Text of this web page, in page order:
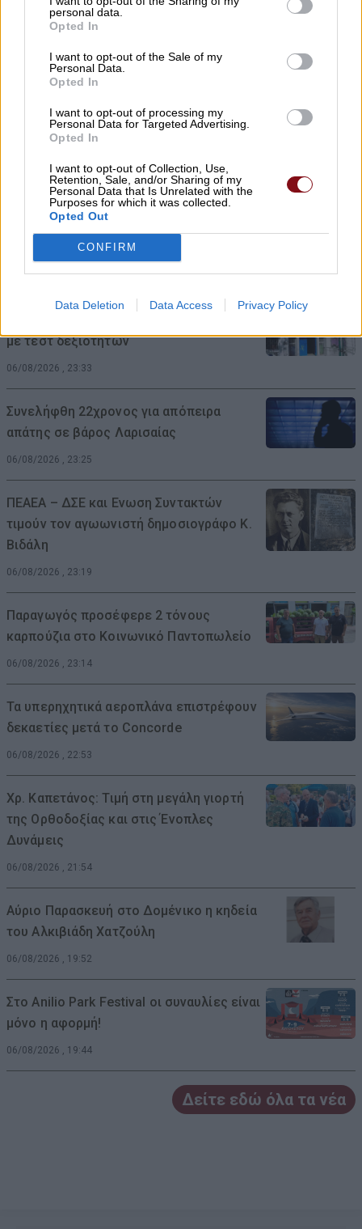
personal data.
Opted In
I want to opt-out of the Sale of my
Personal Data.
Opted In
I want to opt-out of processing my
Personal Data for Targeted Advertising.
Opted In
I want to opt-out of Collection, Use,
Retention, Sale, and/or Sharing of my
Personal Data that Is Unrelated with the
Purposes for which it was collected.
Opted Out
CONFIRM
Data Deletion Data Access Privacy Policy
Υπό ίδρυση η Αστική Μη
Κερδοσκοπική Εταιρεία
«ΚΟΙΝΩΦΕΛΕΣ ΕΡΓΟ ΔΗΜΗΤΡΙΟΥ
ΑΠΟΣΤΟΛΟΥ ΔΟΚΟΥ»
06/08/2026 , 23:47
με τέστ δεξιοτήτων
06/08/2026 , 23:33
Συνελήφθη 22χρονος για απόπειρα
απάτης σε βάρος Λαρισαίας
06/08/2026 , 23:25
ΠΕΑΕΑ – ΔΣΕ και Ενωση Συντακτών
τιμούν τον αγωωνιστή δημοσιογράφο Κ.
Βιδάλη
06/08/2026 , 23:19
Παραγωγός προσέφερε 2 τόνους
καρπούζια στο Κοινωνικό Παντοπωλείο
06/08/2026 , 23:14
Τα υπερηχητικά αεροπλάνα επιστρέφουν
δεκαετίες μετά το Concorde
06/08/2026 , 22:53
Χρ. Καπετάνος: Τιμή στη μεγάλη γιορτή
της Ορθοδοξίας και στις Ένοπλες
Δυνάμεις
06/08/2026 , 21:54
Αύριο Παρασκευή στο Δομένικο η κηδεία
του Αλκιβιάδη Χατζούλη
06/08/2026 , 19:52
Στο Anilio Park Festival οι συναυλίες είναι
μόνο η αφορμή!
06/08/2026 , 19:44
Δείτε εδώ όλα τα νέα